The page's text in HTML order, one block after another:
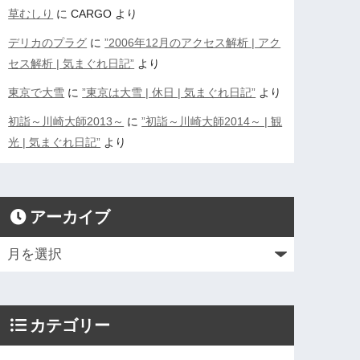
草むしり にCARGO より
デリカのプラグ に”2006年12月のアクセス解析 | アク
セス解析 | 気まぐれ日記” より
東京で大雪 に”東京は大雪 | 休日 | 気まぐれ日記” より
初詣～川崎大師2013～ に”初詣～川崎大師2014～ | 観
光 | 気まぐれ日記” より
アーカイブ
カテゴリー